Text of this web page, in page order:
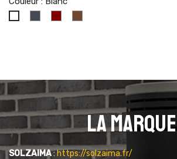
La marque
SOLZAIMA:https://solzaima.fr/